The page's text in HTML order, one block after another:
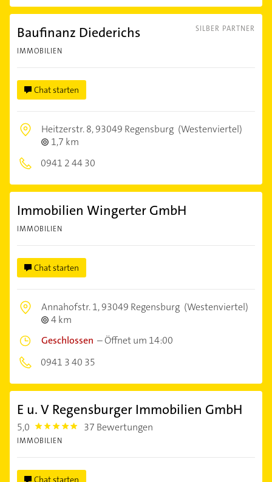
SILBER PARTNER
Baufinanz Diederichs
IMMOBILIEN
Chat starten
Heitzerstr. 8,93049 Regensburg (Westenviertel)
1,7 km
0941 2 44 30
Immobilien Wingerter GmbH
IMMOBILIEN
Chat starten
Annahofstr. 1,93049 Regensburg (Westenviertel)
4 km
Geschlossen –Öffnet um 14:00
0941 3 40 35
E u. V Regensburger Immobilien GmbH
5,0 5.0 37 Bewertungen
IMMOBILIEN
Chat starten